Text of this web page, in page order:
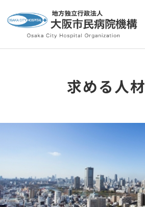
求める人